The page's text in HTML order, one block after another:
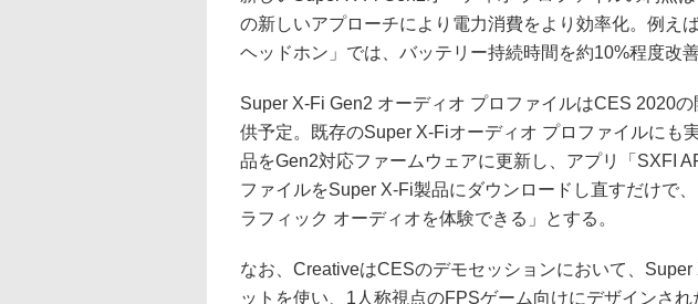
の新しいアプローチにより電力消費をより効率化。例え
ヘッドホン」では、バッテリー持続時間を約10%程度改善
Super X-Fi Gen2 オーディオ プロファイルはCES 2020
供予定。既存のSuper X-Fiオーディオ プロファイルにも
品をGen2対応ファームウェアに更新し、アプリ「SXFI
ファイルをSuper X-Fi製品にダウンロードし直すだけで
ラフィック オーディオを体験できる」とする。
なお、CreativeはCESのデモセッションにおいて、
ットを使い、1人称視点のFPSゲーム向けにデザインさ